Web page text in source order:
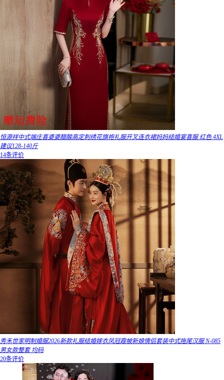
恒源祥中式端庄喜婆婆醋酸高定刺绣花旗袍礼服开叉连衣裙妈妈结婚宴喜服 红色 4XL
建议128-140斤
14条评价
秀禾世家明制婚服2026新款礼服结婚嫁衣凤冠霞帔新娘情侣套装中式拖尾汉服 N-085
男女款整套 均码
20条评价